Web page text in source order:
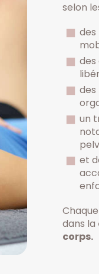
selon
des
un
et
dans la
corps.